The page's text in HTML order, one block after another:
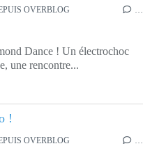
OVERBLOG
Dance ! Un électrochoc
une rencontre...
OVERBLOG …